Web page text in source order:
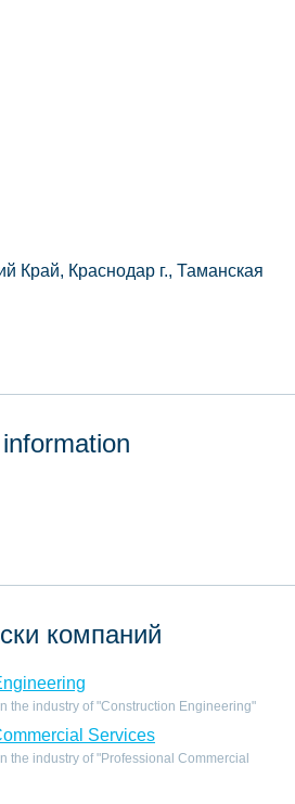
Край, Краснодар г., Таманская
компаний
the industry of "Construction Engineering"
Services
the industry of "Professional Commercial